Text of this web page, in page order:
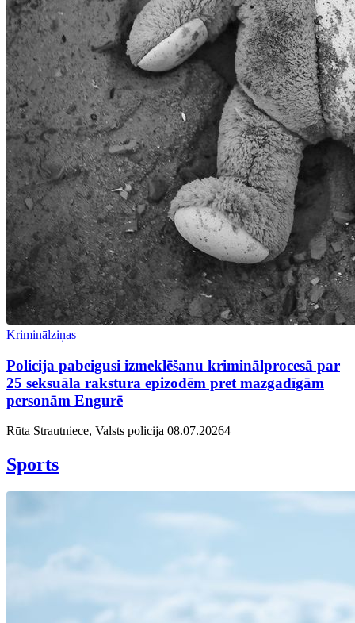
Kriminālziņas
Policija pabeigusi izmeklēšanu kriminālprocesā par
25 seksuāla rakstura epizodēm pret mazgadīgām
personām Engurē
Rūta Strautniece, Valsts policija 08.07.20264
Sports